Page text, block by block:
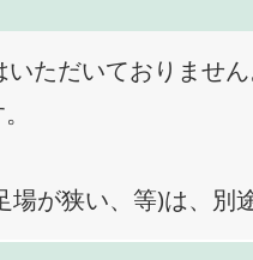
ただいておりません
が狭い、等)は、別